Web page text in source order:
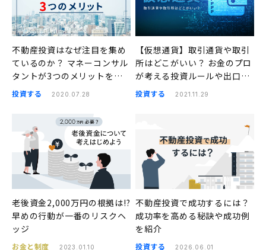
不動産投資はなぜ注目を集め
ているのか？ マネーコンサル
タントが3つのメリットを解
説
投資する 2020.07.28
【仮想通貨】取引通貨や取引
所はどこがいい？ お金のプロ
が考える投資ルールや出口戦
略の考え方
投資する 2021.11.29
老後資金2,000万円の根拠は!?
早めの行動が一番のリスクヘ
ッジ
お金と制度 2023.01.10
不動産投資で成功するには？
成功率を高める秘訣や成功例
を紹介
投資する 2026.06.01